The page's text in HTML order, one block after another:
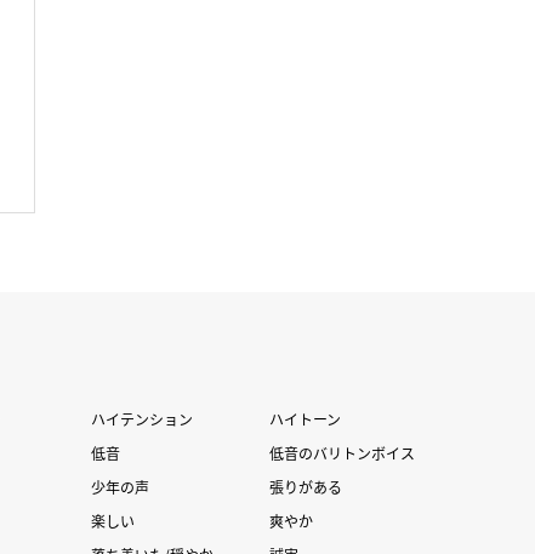
ハイテンション
ハイトーン
低音
低音のバリトンボイス
少年の声
張りがある
楽しい
爽やか